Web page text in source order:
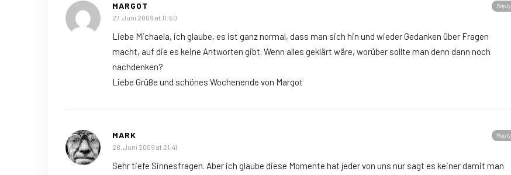
Reply
MARGOT
27. Juni 2009 at 11:50
Liebe Michaela, ich glaube, es ist ganz normal, dass man sich hin und wieder Gedanken über Fragen
macht, auf die es keine Antworten gibt. Wenn alles geklärt wäre, worüber sollte man denn dann noch
nachdenken?
Liebe Grüße und schönes Wochenende von Margot
Reply
MARK
28. Juni 2009 at 21:41
Sehr tiefe Sinnesfragen. Aber ich glaube diese Momente hat jeder von uns nur sagt es keiner damit man